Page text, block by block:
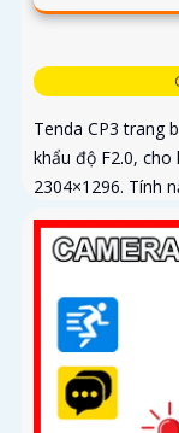
Tenda CP3 trang
khẩu độ F2.0,
2304×1296. Tính
90°, cùng...